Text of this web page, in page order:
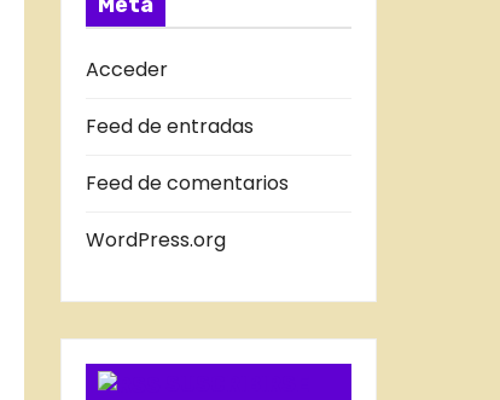
D
A
D
B
O
G
Acceder
Feed de entradas
Feed de comentarios
WordPress.org